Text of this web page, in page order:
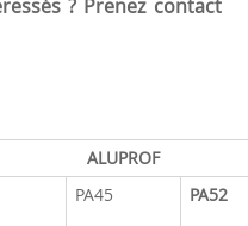
? Prenez contact
ALUPROF
PA45 PA52